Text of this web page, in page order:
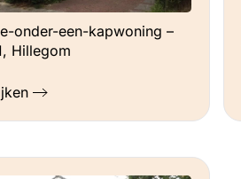
onder-een-kapwoning –
Hillegom